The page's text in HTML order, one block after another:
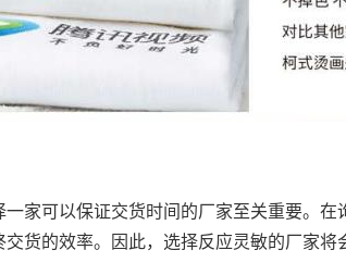
家可以保证交货时间的厂家至关重要。
货的效率。因此，选择反应灵敏的厂家将